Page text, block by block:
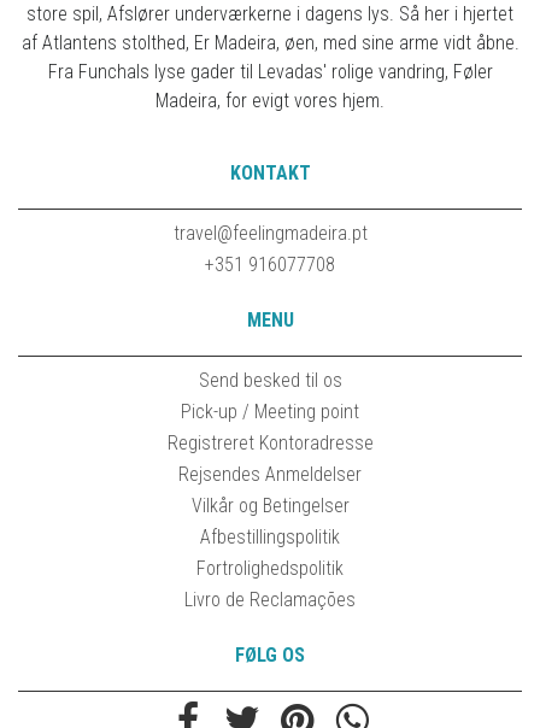
store spil, Afslører underværkerne i dagens lys. Så her i hjertet
af Atlantens stolthed, Er Madeira, øen, med sine arme vidt åbne.
Fra Funchals lyse gader til Levadas' rolige vandring, Føler
Madeira, for evigt vores hjem.
KONTAKT
travel@feelingmadeira.pt
+351 916077708
MENU
Send besked til os
Pick-up / Meeting point
Registreret Kontoradresse
Rejsendes Anmeldelser
Vilkår og Betingelser
Afbestillingspolitik
Fortrolighedspolitik
Livro de Reclamações
FØLG OS